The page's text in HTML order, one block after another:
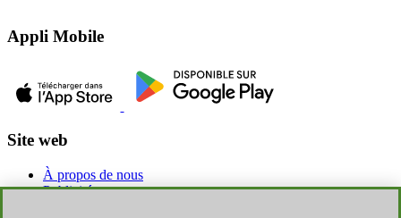
Appli Mobile
Site web
À propos de nous
Publicité